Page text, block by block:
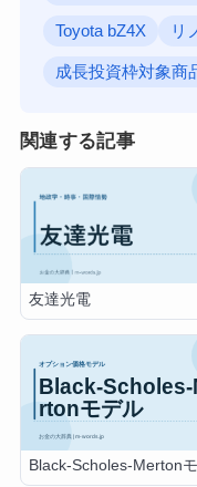
Toyota bZ4X リ
成長投資枠対象商
関連する記事
友達光電
Black-Scholes-Merton